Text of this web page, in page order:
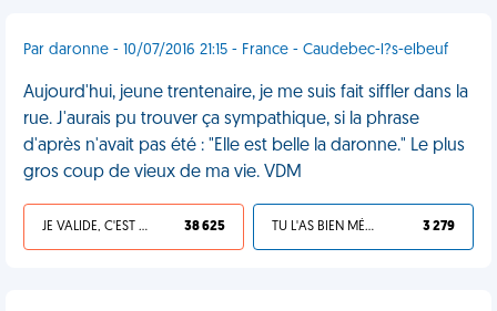
Par daronne - 10/07/2016 21:15 - France - Caudebec-l?s-elbeuf
Aujourd'hui, jeune trentenaire, je me suis fait siffler dans la
rue. J'aurais pu trouver ça sympathique, si la phrase
d'après n'avait pas été : "Elle est belle la daronne." Le plus
gros coup de vieux de ma vie. VDM
JE VALIDE, C'EST UNE VDM 38 625 TU L'AS BIEN MÉRITÉ 3 279